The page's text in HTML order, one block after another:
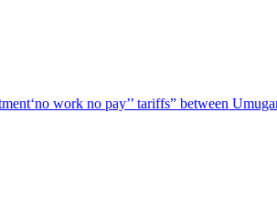
‘no work no pay’’ tariffs” between